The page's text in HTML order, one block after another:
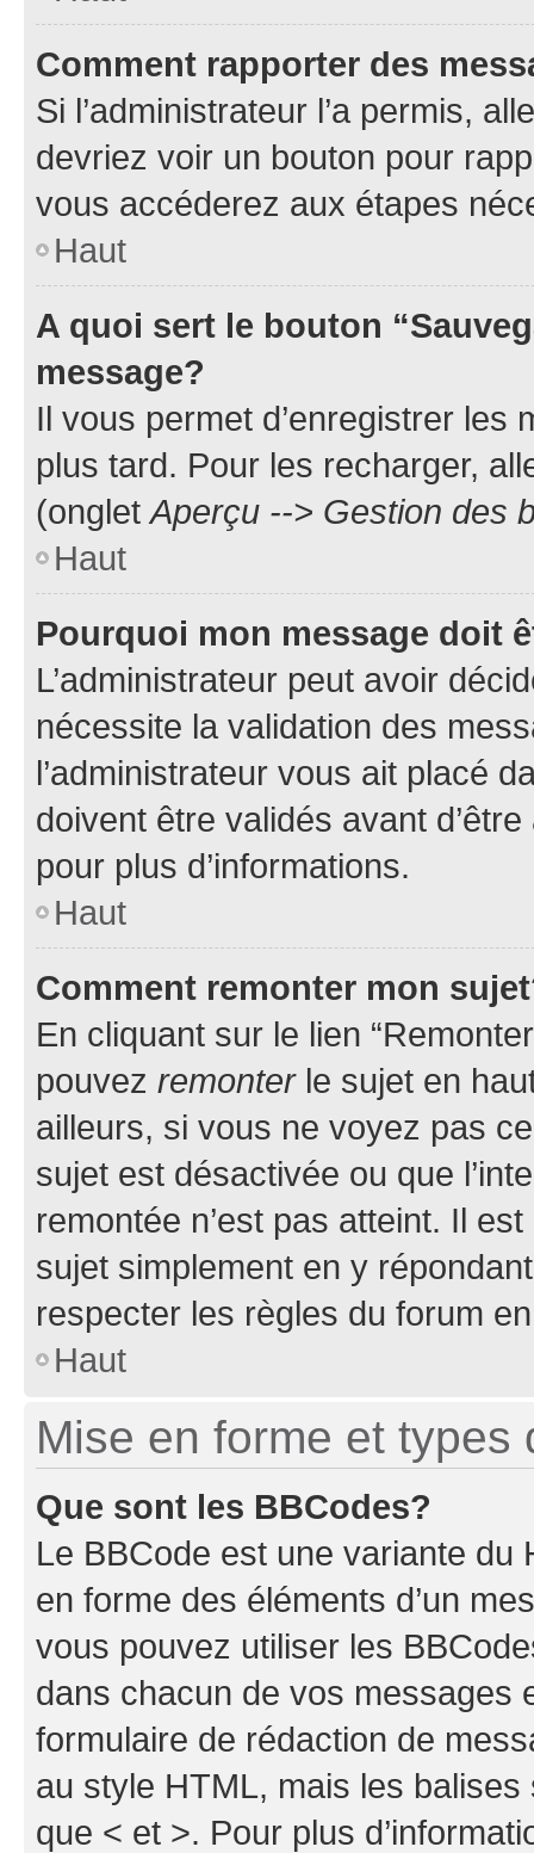
Comment rapporter des
Si l’administrateur l’a permis,
devriez voir un bouton pour
vous accéderez aux étapes
Haut
A quoi sert le bouton
message?
Il vous permet d’enregistrer
plus tard. Pour les recharger,
(ongletAperçu --> Gestion des
Haut
Pourquoi mon message doit
L’administrateur peut avoir
nécessite la validation des
l’administrateur vous ait placé
doivent être validés avant
pour plus d’informations.
Haut
Comment remonter mon
En cliquant sur le lien
pouvez remonterle sujet en
ailleurs, si vous ne voyez pas
sujet est désactivée ou que
remontée n’est pas atteint. Il
sujet simplement en y
respecter les règles du forum
Haut
Mise en forme et types
Que sont les BBCodes?
Le BBCode est une variante du
en forme des éléments d’un
vous pouvez utiliser les
dans chacun de vos messages
formulaire de rédaction de
au style HTML, mais les
que < et >. Pour plus